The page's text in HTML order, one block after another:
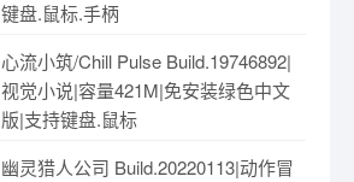
键盘.鼠标.手柄
心流小筑/Chill Pulse Build.19746892|
视觉小说|容量421M|免安装绿色中文
版|支持键盘.鼠标
幽灵猎人公司 Build.20220113|动作冒